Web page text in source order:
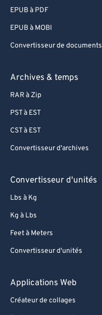
EPUB à PDF
EPUB à MOBI
Convertisseur de documents
Archives & temps
RAR à Zip
PST à EST
CST à EST
Convertisseur d'archives
Convertisseur d'unités
Lbs à Kg
Kg à Lbs
Feet à Meters
Convertisseur d'unités
Applications Web
Créateur de collages